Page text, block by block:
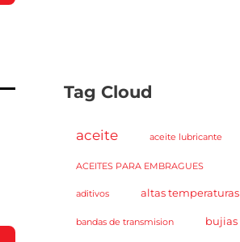
Tag Cloud
aceite aceite lubricante
ACEITES PARA EMBRAGUES
aditivos altas temperaturas
bandas de transmision bujias